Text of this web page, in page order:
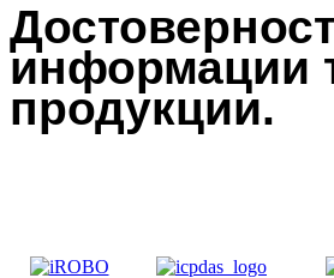
информации
продукции.